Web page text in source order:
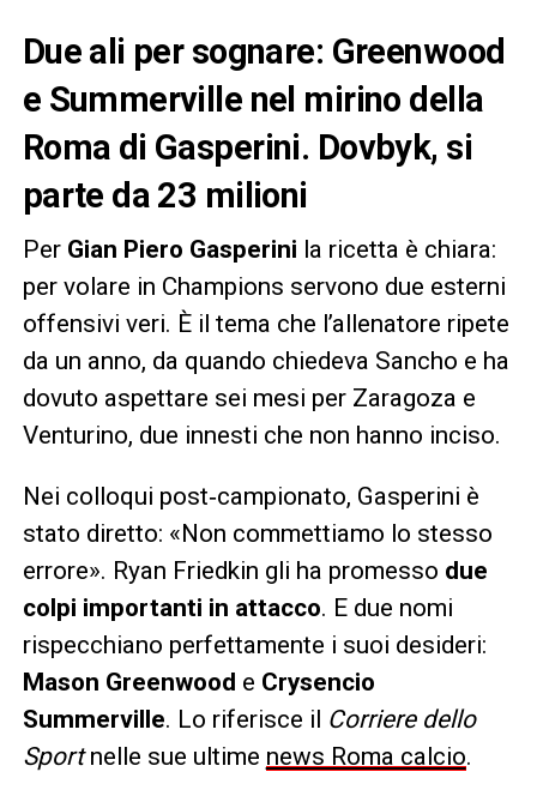
Due ali per sognare: Greenwood
e Summerville nel mirino della
Roma di Gasperini. Dovbyk, si
parte da 23 milioni
Per Gian Piero Gasperini la ricetta è chiara:
per volare in Champions servono due esterni
offensivi veri. È il tema che l’allenatore ripete
da un anno, da quando chiedeva Sancho e ha
dovuto aspettare sei mesi per Zaragoza e
Venturino, due innesti che non hanno inciso.
Nei colloqui post‑campionato, Gasperini è
stato diretto: «Non commettiamo lo stesso
errore». Ryan Friedkin gli ha promesso due
colpi importanti in attacco. E due nomi
rispecchiano perfettamente i suoi desideri:
Mason Greenwood e Crysencio
Summerville. Lo riferisce il Corriere dello
Sportnelle sue ultime news Roma calcio.